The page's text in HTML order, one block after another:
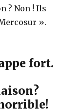
? Non ! Ils
».
fort.